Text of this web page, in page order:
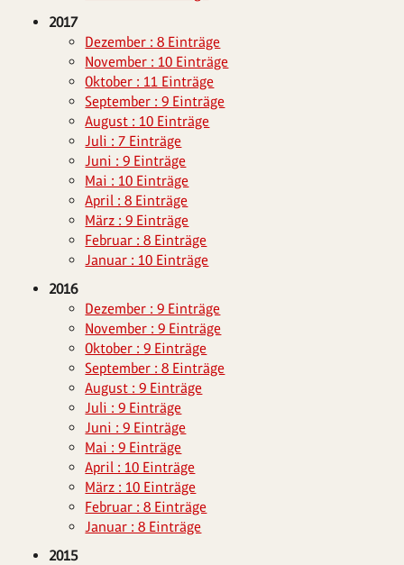
2017
Dezember : 8 Einträge
November : 10 Einträge
Oktober : 11 Einträge
September : 9 Einträge
August : 10 Einträge
Juli : 7 Einträge
Juni : 9 Einträge
Mai : 10 Einträge
April : 8 Einträge
März : 9 Einträge
Februar : 8 Einträge
Januar : 10 Einträge
2016
Dezember : 9 Einträge
November : 9 Einträge
Oktober : 9 Einträge
September : 8 Einträge
August : 9 Einträge
Juli : 9 Einträge
Juni : 9 Einträge
Mai : 9 Einträge
April : 10 Einträge
März : 10 Einträge
Februar : 8 Einträge
Januar : 8 Einträge
2015